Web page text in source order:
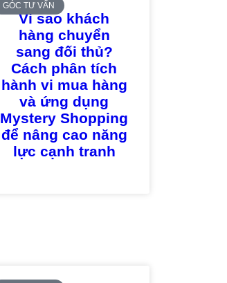
GÓC TƯ VẤN
Vì sao khách
hàng chuyển
sang đối thủ?
Cách phân tích
hành vi mua hàng
và ứng dụng
Mystery Shopping
để nâng cao năng
lực cạnh tranh